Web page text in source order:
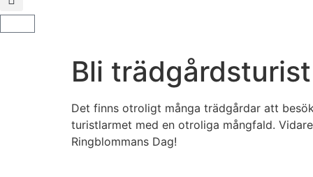
Bli
Det finns otroligt många trädgårdar att
turistlarmet med en otroliga mång­fald.
Ringblommans Dag!